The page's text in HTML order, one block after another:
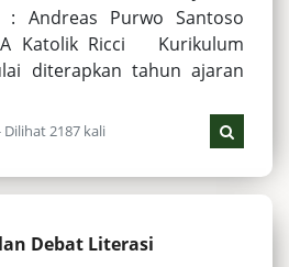
: Andreas Purwo Santoso
Katolik Ricci Kurikulum
diterapkan tahun ajaran
Dilihat 2187 kali
Debat Literasi